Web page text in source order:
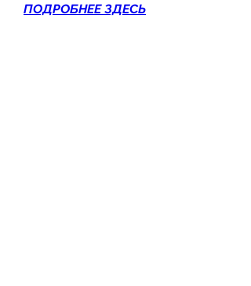
ПОДРОБНЕЕ ЗДЕСЬ